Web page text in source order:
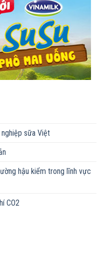
sữa Việt
hậu kiểm trong lĩnh vực
CO2